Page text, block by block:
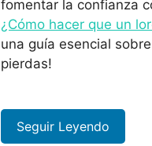
fomentar la confianza
¿Cómo hacer que un
una guía esencial
pierdas!
Seguir Leyendo